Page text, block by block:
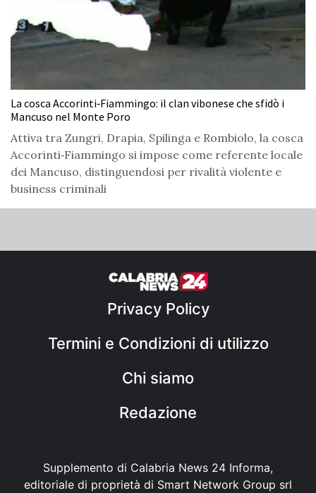
La cosca Accorinti‑Fiammingo: il clan vibonese che sfidò i
Mancuso nel Monte Poro
Attiva tra Zungri, Drapia, Spilinga e Rombiolo, la cosca
Accorinti‑Fiammingo si impose come referente locale
dei Mancuso, distinguendosi per rivalità violente e
business criminali
Privacy Policy
Termini e Condizioni di utilizzo
Chi siamo
Redazione
Supplemento di Calabria News 24 Informa,
editoriale di proprietà di Smart Network Group srl